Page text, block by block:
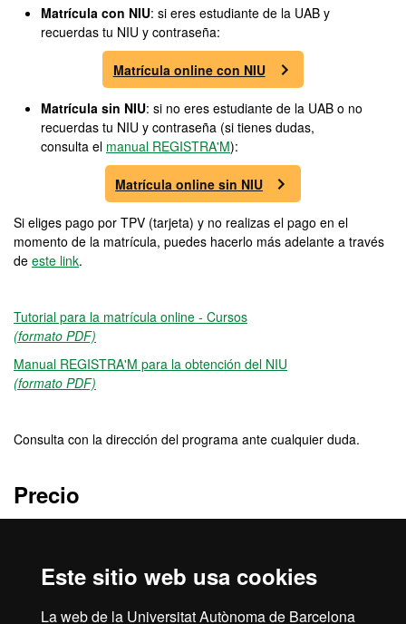
Este sitio web usa cookies
La web de la Universitat Autònoma de Barcelona
Matrícula con NIU: si eres estudiante de la UAB y
recuerdas tu NIU y contraseña:
Matrícula online con NIU
Matrícula sin NIU: si no eres estudiante de la UAB o no
recuerdas tu NIU y contraseña (si tienes dudas,
consulta el manual REGISTRA'M):
Matrícula online sin NIU
Si eliges pago por TPV (tarjeta) y no realizas el pago en el
momento de la matrícula, puedes hacerlo más adelante a través
de este link.
Tutorial para la matrícula online - Cursos
(formato PDF)
Manual REGISTRA'M para la obtención del NIU
(formato PDF)
Consulta con la dirección del programa ante cualquier duda.
Precio
Créditos
6 ECTS